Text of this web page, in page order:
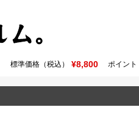
標準価格（税込） ¥8,800 ポイント